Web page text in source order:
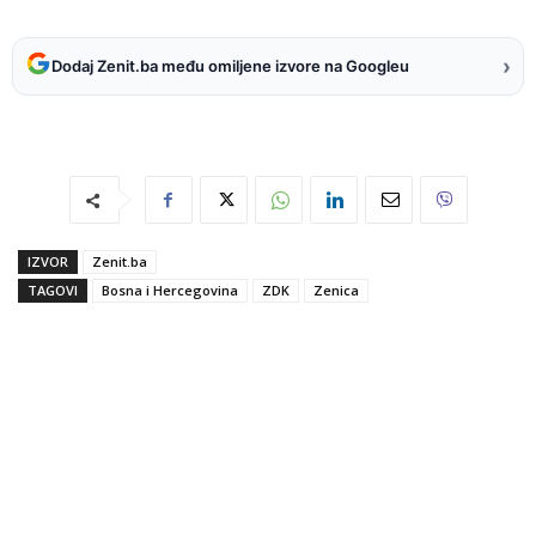
Dodaj Zenit.ba među omiljene izvore na Googleu ›
IZVOR
Zenit.ba
TAGOVI
Bosna i Hercegovina ZDK Zenica